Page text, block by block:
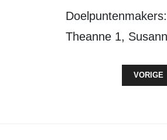
Doelpuntenmakers: Rick 6, Timon 4, Lotte 2, Valentina 1, Jan 1, Bram 1,
Theanne 1,
VORIG
VORIGE